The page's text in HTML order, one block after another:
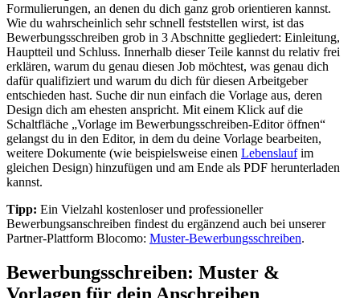
Formulierungen, an denen du dich ganz grob orientieren kannst.
Wie du wahrscheinlich sehr schnell feststellen wirst, ist das
Bewerbungsschreiben grob in 3 Abschnitte gegliedert: Einleitung,
Hauptteil und Schluss. Innerhalb dieser Teile kannst du relativ frei
erklären, warum du genau diesen Job möchtest, was genau dich
dafür qualifiziert und warum du dich für diesen Arbeitgeber
entschieden hast. Suche dir nun einfach die Vorlage aus, deren
Design dich am ehesten anspricht. Mit einem Klick auf die
Schaltfläche „Vorlage im Bewerbungsschreiben-Editor öffnen“
gelangst du in den Editor, in dem du deine Vorlage bearbeiten,
weitere Dokumente (wie beispielsweise einen Lebenslaufim
gleichen Design) hinzufügen und am Ende als PDF herunterladen
kannst.
Tipp: Ein Vielzahl kostenloser und professioneller
Bewerbungsanschreiben findest du ergänzend auch bei unserer
Partner-Plattform Blocomo: Muster-Bewerbungsschreiben.
Bewerbungsschreiben: Muster &